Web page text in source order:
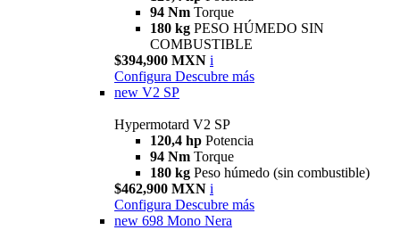
94 Nm Torque
180 kg PESO HÚMEDO SIN
COMBUSTIBLE
$394,900 MXN i
Configura Descubre más
new V2 SP
Hypermotard V2 SP
120,4 hp Potencia
94 Nm Torque
180 kg Peso húmedo (sin combustible)
$462,900 MXN i
Configura Descubre más
new 698 Mono Nera